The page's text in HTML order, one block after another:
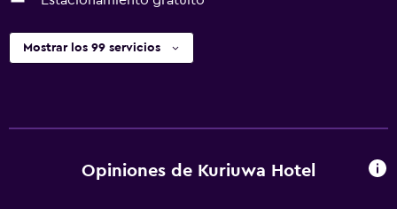
Mostrar los 99 servicios
Opiniones de Kuriuwa Hotel